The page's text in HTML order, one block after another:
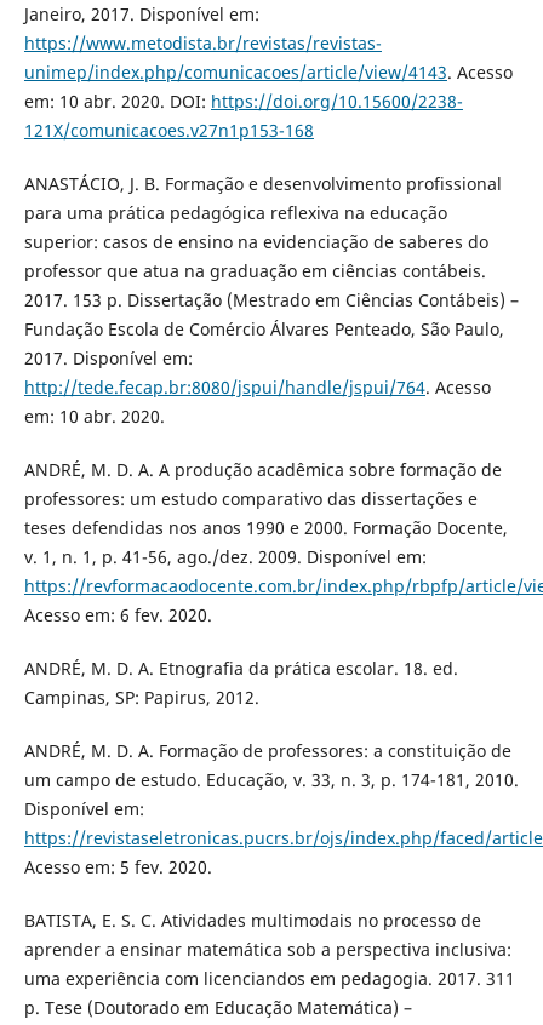
Janeiro, 2017. Disponível em:
https://www.metodista.br/revistas/revistas-
unimep/index.php/comunicacoes/article/view/4143. Acesso
em: 10 abr. 2020. DOI: https://doi.org/10.15600/2238-
121X/comunicacoes.v27n1p153-168
ANASTÁCIO, J. B. Formação e desenvolvimento profissional
para uma prática pedagógica reflexiva na educação
superior: casos de ensino na evidenciação de saberes do
professor que atua na graduação em ciências contábeis.
2017. 153 p. Dissertação (Mestrado em Ciências Contábeis) –
Fundação Escola de Comércio Álvares Penteado, São Paulo,
2017. Disponível em:
http://tede.fecap.br:8080/jspui/handle/jspui/764. Acesso
em: 10 abr. 2020.
ANDRÉ, M. D. A. A produção acadêmica sobre formação de
professores: um estudo comparativo das dissertações e
teses defendidas nos anos 1990 e 2000. Formação Docente,
v. 1, n. 1, p. 41-56, ago./dez. 2009. Disponível em:
https://revformacaodocente.com.br/index.php/rbpfp/article/
Acesso em: 6 fev. 2020.
ANDRÉ, M. D. A. Etnografia da prática escolar. 18. ed.
Campinas, SP: Papirus, 2012.
ANDRÉ, M. D. A. Formação de professores: a constituição de
um campo de estudo. Educação, v. 33, n. 3, p. 174-181, 2010.
Disponível em:
https://revistaseletronicas.pucrs.br/ojs/index.php/faced/
Acesso em: 5 fev. 2020.
BATISTA, E. S. C. Atividades multimodais no processo de
aprender a ensinar matemática sob a perspectiva inclusiva:
uma experiência com licenciandos em pedagogia. 2017. 311
p. Tese (Doutorado em Educação Matemática) –